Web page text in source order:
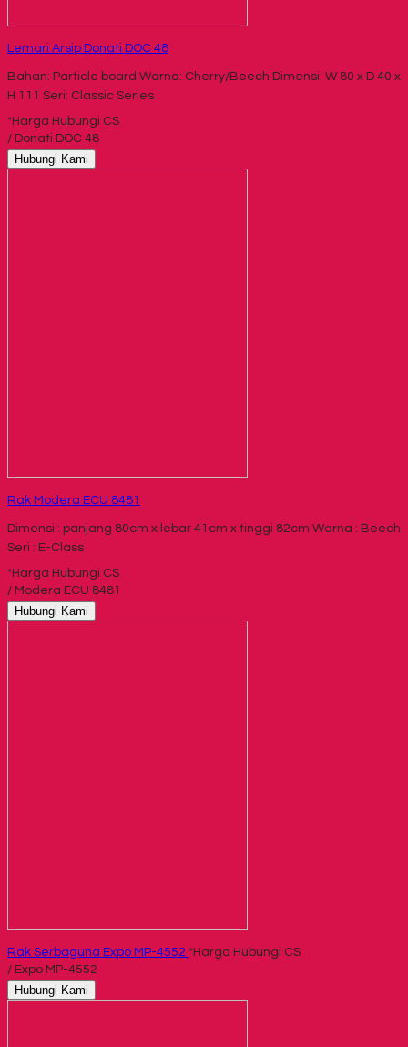
Lemari Arsip Donati DOC 48
Bahan: Particle board Warna: Cherry/Beech Dimensi: W 80 x D 40 x
H 111 Seri: Classic Series
*Harga Hubungi CS
/ Donati DOC 48
Hubungi Kami
Rak Modera ECU 8481
Dimensi : panjang 80cm x lebar 41cm x tinggi 82cm Warna : Beech
Seri : E-Class
*Harga Hubungi CS
/ Modera ECU 8481
Hubungi Kami
Rak Serbaguna Expo MP-4552 *Harga Hubungi CS
/ Expo MP-4552
Hubungi Kami